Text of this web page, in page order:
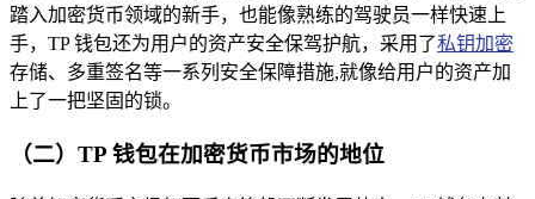
踏入加密货币领域的新手，也能像熟练的驾驶员一样快速上
手，TP 钱包还为用户的资产安全保驾护航，采用了私钥加密
存储、多重签名等一系列安全保障措施,就像给用户的资产加
上了一把坚固的锁。
（二）TP 钱包在加密货币市场的地位